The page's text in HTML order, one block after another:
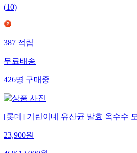
(10)
387적립
무료배송
426명구매중
[롯데] 기린이네 유산균 발효 옥수수
23,900원